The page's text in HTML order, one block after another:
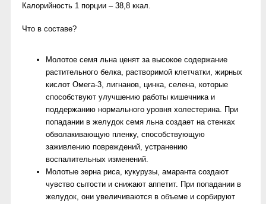
Калорийность 1 порции – 38,8 ккал.
Что в составе?
Молотое семя льна ценят за высокое содержание
растительного белка, растворимой клетчатки, жирных
кислот Омега-3, лигнанов, цинка, селена, которые
способствуют улучшению работы кишечника и
поддержанию нормального уровня холестерина. При
попадании в желудок семя льна создает на стенках
обволакивающую пленку, способствующую
заживлению повреждений, устранению
воспалительных изменений.
Молотые зерна риса, кукурузы, амаранта создают
чувство сытости и снижают аппетит. При попадании в
желудок, они увеличиваются в объеме и сорбируют